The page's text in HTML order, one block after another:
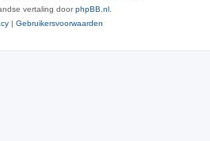
vertaling doorphpBB.nl
| Gebruikersvoorwaarden